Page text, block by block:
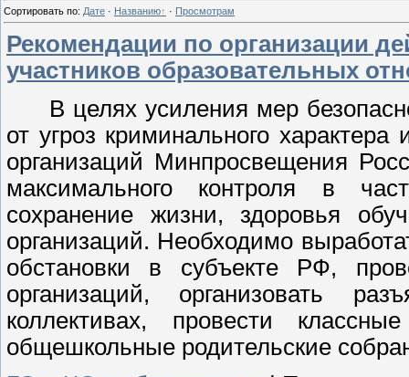
Сортировать по: Дате · Названию · Просмотрам
Рекомендации по организации
участников образовательных
В целях усиления мер
от угроз криминального характера
организаций Минпросвещения
максимального контроля в
сохранение жизни, здоровья
организаций. Необходимо
обстановки в субъекте РФ,
организаций, организовать
коллективах, провести
общешкольные родительские